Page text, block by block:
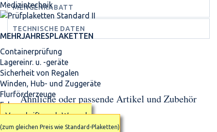
Medizintechnik
MEHRJAHRES­PLAKETTEN
Containerprüfung
Lagereinr. u. -geräte
Sicherheit von Regalen
Winden, Hub- und Zuggeräte
Flurförderzeuge
Fahrzeuge
Vorschrift nach Wunsch
(zum gleichen Preis wie Standard-Plaketten)
MENGENRABATT
TECHNISCHE DATEN
Ähnliche oder passende Artikel und Zubehör